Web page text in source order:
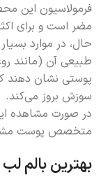
فرمولاسیون این
مضر است و برای
حال، در موارد
طبیعی آن (مانند
پوستی نشان دهند
سوزش بروز می‌کند.
در صورت مشاهده
متخصص پوست
بهترین بالم